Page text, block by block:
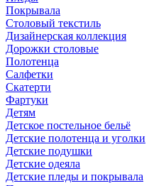
Покрывала
Столовый текстиль
Дизайнерская коллекция
Дорожки столовые
Полотенца
Салфетки
Скатерти
Фартуки
Детям
Детское постельное бельё
Детские полотенца и уголки
Детские подушки
Детские одеяла
Детские пледы и покрывала